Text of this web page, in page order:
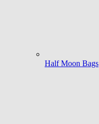
Half Moon Bags